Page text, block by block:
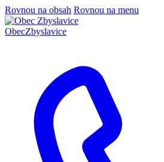
Rovnou na obsah Rovnou na menu
ObecZbyslavice